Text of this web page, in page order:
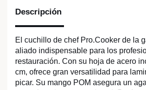
Descripción
El cuchillo de chef Pro.Cooker de la
aliado indispensable para los
restauración. Con su hoja de acero
cm, ofrece gran versatilidad para
picar. Su mango POM asegura un